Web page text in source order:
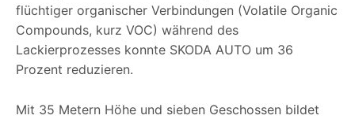
flüchtiger organischer Verbindungen (Volatile Organic
Compounds, kurz VOC) während des
Lackierprozesses konnte SKODA AUTO um 36
Prozent reduzieren.
Mit 35 Metern Höhe und sieben Geschossen bildet